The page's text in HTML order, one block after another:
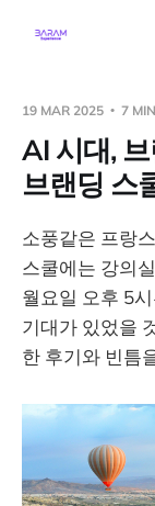
19 MAR 2025 7
AI 시대,
브랜딩 스
소풍같은 프랑
스쿨에는 강의
월요일 오후 5
기대가 있었을
한 후기와 빈틈